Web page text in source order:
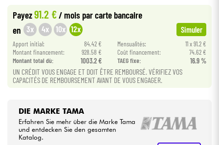
HiFi
Bundle
Sehen Sie sich unsere Marken an
Payez91.2 € / mois par carte bancaire
en 3x 4x 10x 12x Simuler
Apport initial: 84.42 € Mensualités:
11 x 91.2 €
Montant financement:
928.58 € Coût financement:
74.62 €
Montant total dù:
1003.2 € TAEG fixe: 16.9 %
UN CRÉDIT VOUS ENGAGE ET DOIT ÊTRE REMBOURSÉ. VÉRIFIEZ VOS
CAPACITÉS DE REMBOURSEMENT AVANT DE VOUS ENGAGER.
DIE MARKE TAMA
Erfahren Sie mehr über die Marke Tama
und entdecken Sie den gesamten
Katalog.